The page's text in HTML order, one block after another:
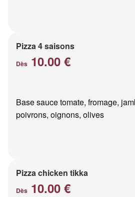
Pizza 4 saisons
Dès 10.00 €
Base sauce tomate, fromage,
poivrons, oignons, olives
Pizza chicken tikka
Dès 10.00 €